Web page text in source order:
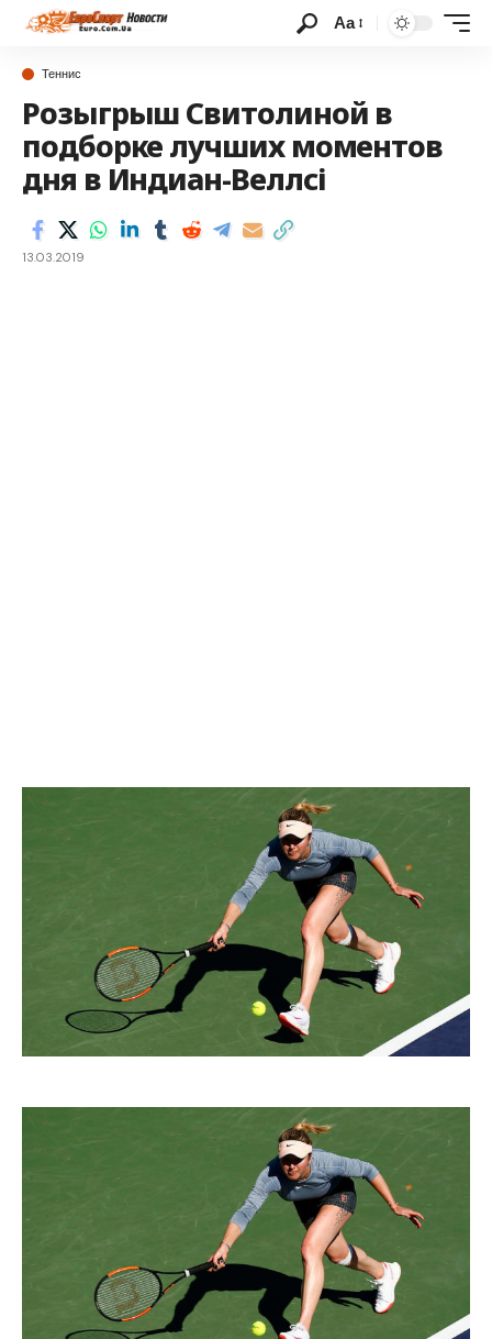
Аа
Теннис
Розыгрыш Свитолиной в
подборке лучших моментов
дня в Индиан-Веллсі
13.03.2019